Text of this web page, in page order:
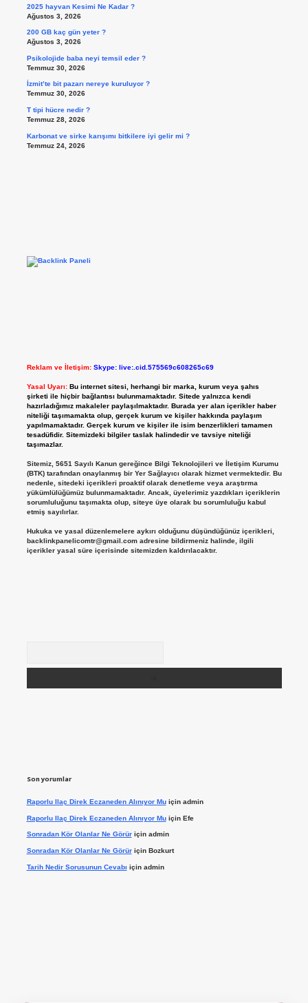
2025 hayvan Kesimi Ne Kadar ?
Ağustos 3, 2026
200 GB kaç gün yeter ?
Ağustos 3, 2026
Psikolojide baba neyi temsil eder ?
Temmuz 30, 2026
İzmit’te bit pazarı nereye kuruluyor ?
Temmuz 30, 2026
T tipi hücre nedir ?
Temmuz 28, 2026
Karbonat ve sirke karışımı bitkilere iyi gelir mi ?
Temmuz 24, 2026
Reklam ve İletişim: Skype: live:.cid.575569c608265c69
Yasal Uyarı: Bu internet sitesi, herhangi bir marka, kurum veya şahıs
şirketi ile hiçbir bağlantısı bulunmamaktadır. Sitede yalnızca kendi
hazırladığımız makaleler paylaşılmaktadır. Burada yer alan içerikler haber
niteliği taşımamakta olup, gerçek kurum ve kişiler hakkında paylaşım
yapılmamaktadır. Gerçek kurum ve kişiler ile isim benzerlikleri tamamen
tesadüfidir. Sitemizdeki bilgiler taslak halindedir ve tavsiye niteliği
taşımazlar.
Sitemiz, 5651 Sayılı Kanun gereğince Bilgi Teknolojileri ve İletişim Kurumu
(BTK) tarafından onaylanmış bir Yer Sağlayıcı olarak hizmet vermektedir. Bu
nedenle, sitedeki içerikleri proaktif olarak denetleme veya araştırma
yükümlülüğümüz bulunmamaktadır. Ancak, üyelerimiz yazdıkları içeriklerin
sorumluluğunu taşımakta olup, siteye üye olarak bu sorumluluğu kabul
etmiş sayılırlar.
Hukuka ve yasal düzenlemelere aykırı olduğunu düşündüğünüz içerikleri,
backlinkpanelicomtr@gmail.comadresine bildirmeniz halinde, ilgili
içerikler yasal süre içerisinde sitemizden kaldırılacaktır.
Son yorumlar
Raporlu Ilaç Direk Eczaneden Alınıyor Muiçin admin
Raporlu Ilaç Direk Eczaneden Alınıyor Muiçin Efe
Sonradan Kör Olanlar Ne Görüriçin admin
Sonradan Kör Olanlar Ne Görüriçin Bozkurt
Tarih Nedir Sorusunun Cevabı için admin